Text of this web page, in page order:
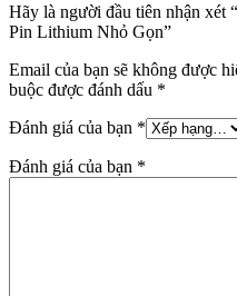
Hãy là người đầu tiên nhận
Pin Lithium Nhỏ Gọn”
Email của bạn sẽ không được
buộc được đánh dấu *
Đánh giá của bạn *
Đánh giá của bạn *